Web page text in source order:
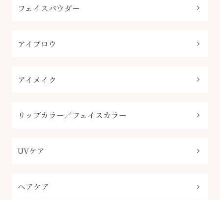
フェイスパウダー
アイブロウ
アイメイク
リップカラー／フェイスカラー
UVケア
ヘアケア